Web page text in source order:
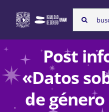
content
Search
for:
Post
«Datos
de